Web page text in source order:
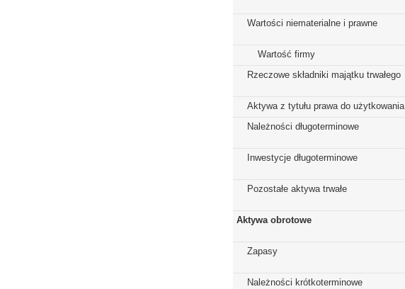
Wartości niematerialne i prawne
Wartość firmy
Rzeczowe składniki majątku trwałego
Aktywa z tytułu prawa do użytkowania
Należności długoterminowe
Inwestycje długoterminowe
Pozostałe aktywa trwałe
Aktywa obrotowe
Zapasy
Należności krótkoterminowe